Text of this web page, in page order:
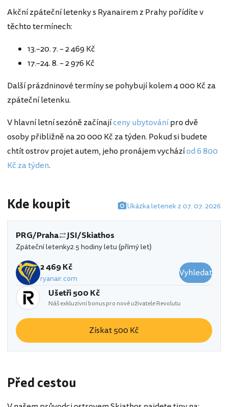
Akční zpáteční letenky s Ryanairem z Prahy pořídíte v
těchto termínech:
13.–20. 7. – 2 469 Kč
17.–24. 8. – 2 976 Kč
Další prázdninové termíny se pohybují kolem 4 000 Kč za
zpáteční letenku.
V hlavní letní sezóně začínajíceny ubytovánípro dvě
osoby přibližně na 20 000 Kč za týden. Pokud si budete
chtít ostrov projet autem, jeho pronájem vycházíod 6 800
Kč za týden.
Kde koupit Ukázka letenek z 07. 07. 2026
PRG/Praha JSI/Skiathos
Zpáteční letenky2.5 hodiny letu (přímý let)
2 469 Kč
ryanair.com
Vyhledat
Ušetři 500 Kč
Náš exkluzivní bonus pro nové uživatele Revolutu
Získat 500 Kč
Před cestou